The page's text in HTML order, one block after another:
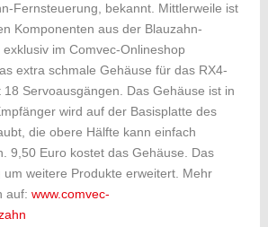
Fernsteuerung, bekannt. Mittlerweile ist
Komponenten aus der Blauzahn-
im Comvec-Onlineshop
extra schmale Gehäuse für das RX4-
Servoausgängen. Das Gehäuse ist in
wird auf der Basisplatte des
die obere Hälfte kann einfach
9,50 Euro kostet das Gehäuse. Das
um weitere Produkte erweitert. Mehr
auf:www.comvec-